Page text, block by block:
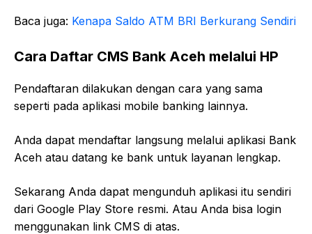
Baca juga: Kenapa Saldo ATM BRI Berkurang Sendiri
Cara Daftar CMS Bank Aceh melalui HP
Pendaftaran dilakukan dengan cara yang sama
seperti pada aplikasi mobile banking lainnya.
Anda dapat mendaftar langsung melalui aplikasi Bank
Aceh atau datang ke bank untuk layanan lengkap.
Sekarang Anda dapat mengunduh aplikasi itu sendiri
dari Google Play Store resmi. Atau Anda bisa login
menggunakan link CMS di atas.